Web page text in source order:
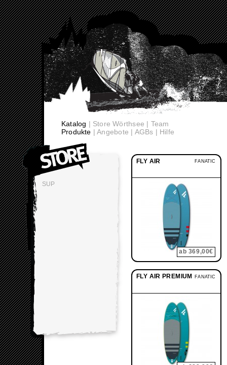
Katalog
Produkte
|Angebote AGBs Hilfe
Store Wörthsee Team
SUP
FANATIC
FLY AIR
ab 369,00€
FANATIC
FLY AIR PREMIUM